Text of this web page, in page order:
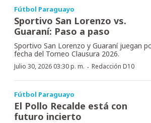
Fútbol Paraguayo
Sportivo San Lorenzo vs.
Guaraní: Paso a paso
Sportivo San Lorenzo y Guaraní juegan
fecha del Torneo Clausura 2026.
Julio 30, 2026 03:30 p. m. · Redacción D10
Fútbol Paraguayo
El Pollo Recalde está con
futuro incierto